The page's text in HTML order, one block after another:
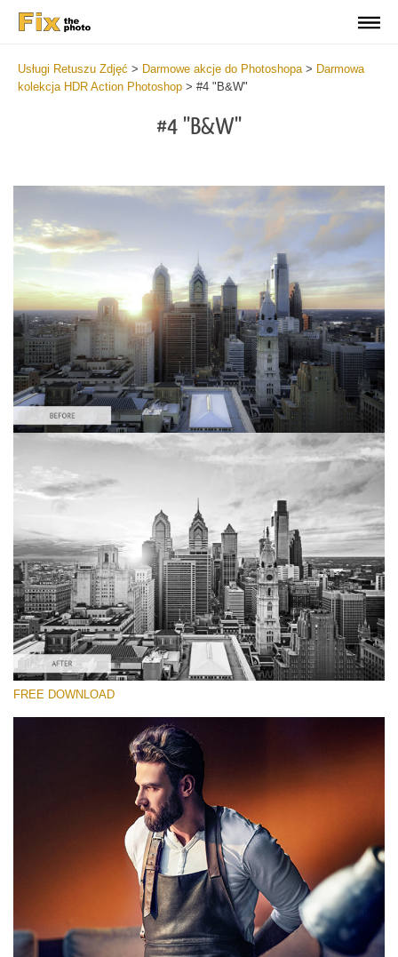
Usługi Retuszu Zdjęć > Darmowe akcje do Photoshopa> Darmowa
kolekcja HDR Action Photoshop > #4 "B&W"
#4 "B&W"
Proszę wybrać
HDR Effect
Cinematic Complete
Entire Collection
Darmowe Pobieranie
FREE DOWNLOAD